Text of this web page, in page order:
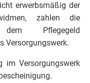
erwerbsmäßig der
zahlen die
dem Pflegegeld
Versorgungswerk.
im Versorgungswerk